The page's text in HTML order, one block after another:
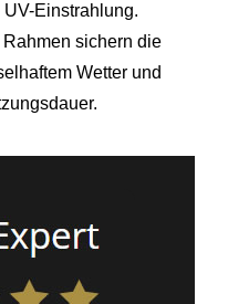
Einstrahlung.
sichern die
Wetter und